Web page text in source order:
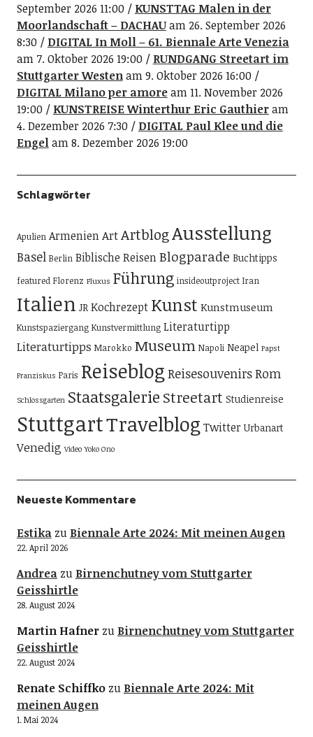
September 2026 11:00
KUNSTTAG Malen in der
Moorlandschaft – DACHAUam 26. September 2026
8:30
DIGITAL In Moll – 61. Biennale Arte Venezia
am 7. Oktober 2026 19:00
RUNDGANG Streetart im
Stuttgarter Westenam 9. Oktober 2026 16:00
DIGITAL Milano per amoream 11. November 2026
19:00
KUNSTREISE Winterthur Eric Gauthieram
4. Dezember 2026 7:30
DIGITAL Paul Klee und die
Engelam 8. Dezember 2026 19:00
Schlagwörter
Apulien ArmenienArtArtblogAusstellung
Basel Berlin Biblische ReisenBlogparade Buchtipps
featured Florenz Fluxus Führung insideoutproject Iran
Italien JR Kochrezept Kunst Kunstmuseum
Kunstspaziergang Kunstvermittlung Literaturtipp
Literaturtipps Marokko Museum Napoli Neapel Papst
Franziskus Paris Reiseblog ReisesouvenirsRom
Schlossgarten Staatsgalerie Streetart Studienreise
StuttgartTravelblog Twitter Urbanart
Venedig Video Yoko Ono
Neueste Kommentare
Estikazu Biennale Arte 2024: Mit meinen Augen
22. April 2026
Andreazu Birnenchutney vom Stuttgarter
Geisshirtle
28. August 2024
Martin Hafnerzu Birnenchutney vom Stuttgarter
Geisshirtle
22. August 2024
Renate Schiffkozu Biennale Arte 2024: Mit
meinen Augen
1. Mai 2024